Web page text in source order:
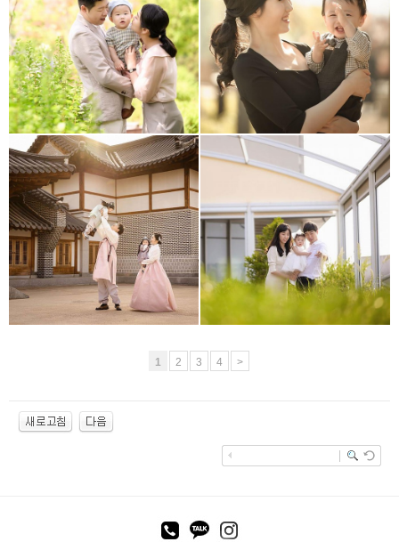
드래곤시티 앰버서더 63빌딩 파빌리온
경원재 홀리데이인송도
1 2 3 4 >